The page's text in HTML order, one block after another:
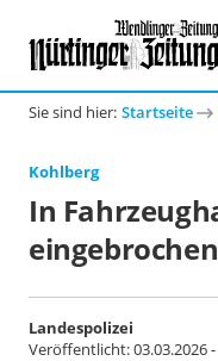
Sie sind hier: Startseite
Kohlberg
In
eingebrochen
Landespolizei
Veröffentlicht:03.03.2026